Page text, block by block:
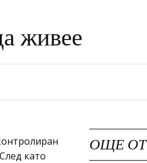
живее
като
ОЩЕ ОТ